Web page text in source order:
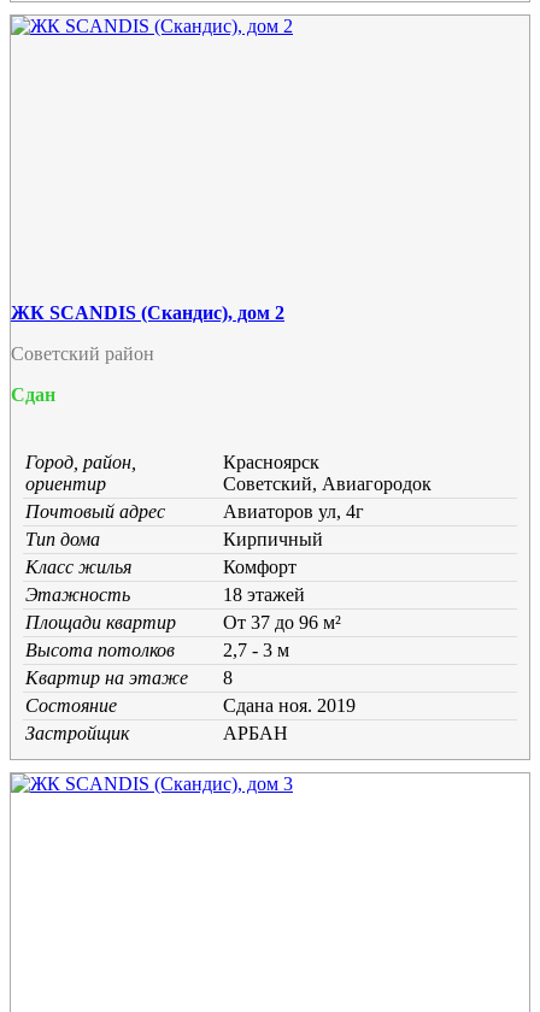
ЖК SCANDIS (Скандис), дом 2
Советский район
Сдан
Город, район,
ориентир
Красноярск
Советский, Авиагородок
Почтовый адрес
Авиаторов ул, 4г
Тип дома
Кирпичный
Класс жилья
Комфорт
Этажность
18 этажей
Площади квартир
От 37 до 96 м²
Высота потолков
2,7 - 3 м
Квартир на этаже
8
Состояние
Cдана ноя. 2019
Застройщик
АРБАН